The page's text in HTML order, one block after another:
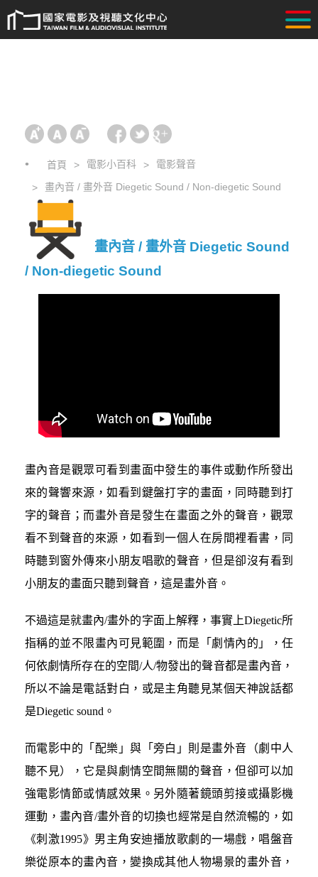
首頁 電影小百科
電影聲音
畫內音 / 畫外音 Diegetic Sound / Non-diegetic Sound
畫內音 / 畫外音 Diegetic Sound
/ Non-diegetic Sound
畫內音是觀眾可看到畫面中發生的事件或動作所發出
來的聲響來源，如看到鍵盤打字的畫面，同時聽到打
字的聲音；而畫外音是發生在畫面之外的聲音，觀眾
看不到聲音的來源，如看到一個人在房間裡看書，同
時聽到窗外傳來小朋友唱歌的聲音，但是卻沒有看到
小朋友的畫面只聽到聲音，這是畫外音。
不過這是就畫內/畫外的字面上解釋，事實上Diegetic所
指稱的並不限畫內可見範圍，而是「劇情內的」，任
何依劇情所存在的空間/人/物發出的聲音都是畫內音，
所以不論是電話對白，或是主角聽見某個天神說話都
是Diegetic sound。
而電影中的「配樂」與「旁白」則是畫外音（劇中人
聽不見），它是與劇情空間無關的聲音，但卻可以加
強電影情節或情感效果。另外隨著鏡頭剪接或攝影機
運動，畫內音/畫外音的切換也經常是自然流暢的，如
《刺激1995》男主角安迪播放歌劇的一場戲，唱盤音
樂從原本的畫內音，變換成其他人物場景的畫外音，